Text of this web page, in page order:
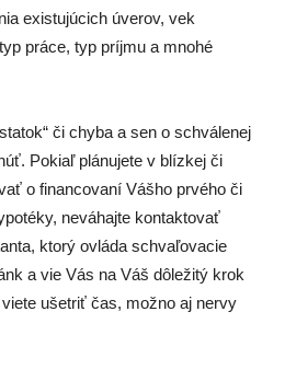
existujúcich úverov, vek
práce, typ príjmu a mnohé
či chyba a sen o schválenej
Pokiaľ plánujete v blízkej či
o financovaní Vášho prvého či
neváhajte kontaktovať
ktorý ovláda schvaľovacie
a vie Vás na Váš dôležitý krok
viete ušetriť čas, možno aj nervy